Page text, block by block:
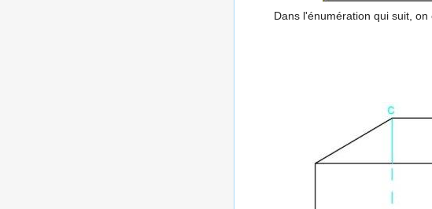
Dans l'énumération qui suit,